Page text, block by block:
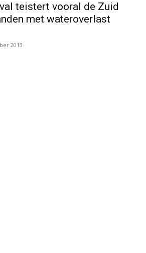
teistert vooral de Zuid
met wateroverlast
2013